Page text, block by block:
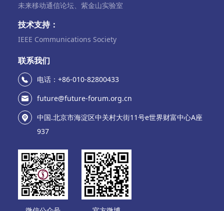
未来移动通信论坛、紫金山实验室
技术支持：
IEEE Communications Society
联系我们
电话：+86-010-82800433
future@future-forum.org.cn
中国.北京市海淀区中关村大街11号e世界财富中心A座
937